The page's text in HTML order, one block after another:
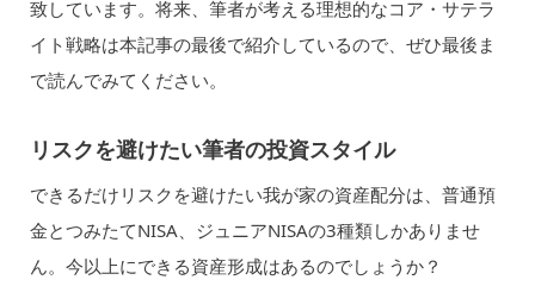
致しています。将来、筆者が考える理想的なコア・サテラ
イト戦略は本記事の最後で紹介しているので、ぜひ最後ま
で読んでみてください。
リスクを避けたい筆者の投資スタイル
できるだけリスクを避けたい我が家の資産配分は、普通預
金とつみたてNISA、ジュニアNISAの3種類しかありませ
ん。今以上にできる資産形成はあるのでしょうか？